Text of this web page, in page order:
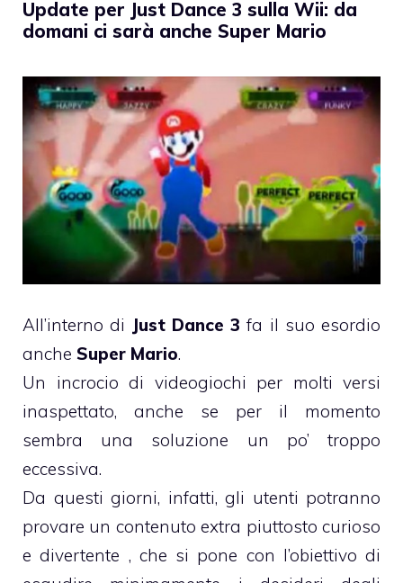
Update per Just Dance 3 sulla Wii: da
domani ci sarà anche Super Mario
All’interno di Just Dance 3 fa il suo esordio
anche Super Mario.
Un incrocio di videogiochi per molti versi
inaspettato, anche se per il momento
sembra una soluzione un po’ troppo
eccessiva.
Da questi giorni, infatti, gli utenti potranno
provare un contenuto extra piuttosto curioso
e divertente , che si pone con l’obiettivo di